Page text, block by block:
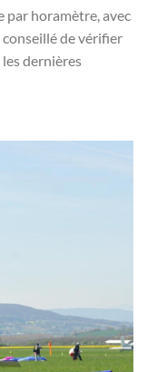
par horamètre, avec
de vérifier
dernières